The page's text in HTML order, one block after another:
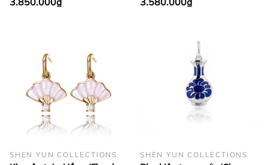
SHEN YUN COLLECTIONS SHEN YUN COLLECTIONS